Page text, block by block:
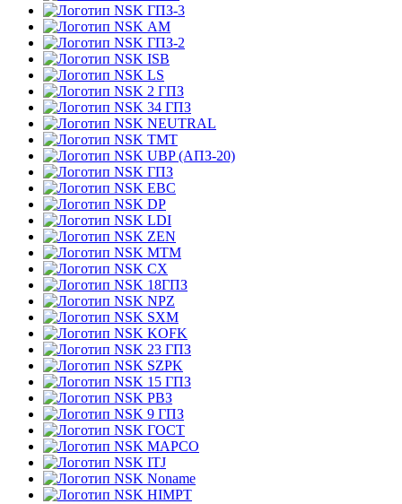
ГПЗ-3
АМ
ГПЗ-2
ISB
LS
2 ГПЗ
34 ГПЗ
NEUTRAL
TMT
UBP (АПЗ-20)
ГПЗ
EBC
DP
LDI
ZEN
MTM
CX
18ГПЗ
NPZ
SXM
KOFK
23 ГПЗ
SZPK
15 ГПЗ
РВЗ
9 ГПЗ
ГОСТ
MAPCO
ITJ
Noname
HIMPT